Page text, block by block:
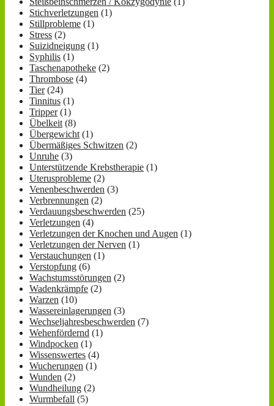
Stichverletzungen (1)
Stillprobleme (1)
Stress (2)
Suizidneigung (1)
Syphilis (1)
Taschenapotheke (2)
Thrombose (4)
Tier(24)
Tinnitus (1)
Tripper(1)
Übelkeit(8)
Übergewicht(1)
Übermäßiges Schwitzen (2)
Unruhe (3)
Unterstützende Krebstherapie (1)
Uterusprobleme (2)
Venenbeschwerden (3)
Verbrennungen (2)
Verdauungsbeschwerden (25)
Verletzungen (4)
Verletzungen der Knochen und Augen (1)
Verletzungen der Nerven (1)
Verstauchungen (1)
Verstopfung (6)
Wachstumsstörungen (2)
Wadenkrämpfe (2)
Warzen (10)
Wassereinlagerungen (3)
Wechseljahresbeschwerden (7)
Wehenfördernd (1)
Windpocken (1)
Wissenswertes (4)
Wucherungen (1)
Wunden (2)
Wundheilung (2)
Wurmbefall (5)